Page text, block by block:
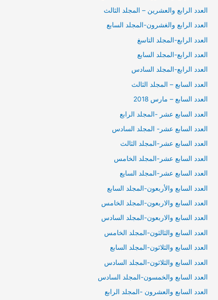
العدد الرابع والعشرين – المجلد الثالث
العدد الرابع والغشرون-المجلد السابع
العدد الرابع-المجلد التاسغ
العدد الرابع-المجلد السابع
العدد الرابع-المجلد السادس
العدد السابع – المجلد الثالث
العدد السابع – مارس 2018
العدد السابع عشر -المجلد الرابع
العدد السابع عشر- المجلد السادس
العدد السابع عشر-المجلد الثالث
العدد السابع عشر-المجلد الخامس
العدد السابع عشر-المجلد السايع
العدد السابع والأربعون-المجلد السابع
العدد السابع والاربعون-المجلد الخامس
العدد السابع والاربعون-المجلد السادس
العدد السابع والثالثون-المجلد الخامس
العدد السابع والثلاثون-المجلد السابع
العدد السابع والثلاثون-المجلد السادس
العدد السابع والخمسون-المجلد السادس
العدد السابع والعشرون -المجلد الرابع